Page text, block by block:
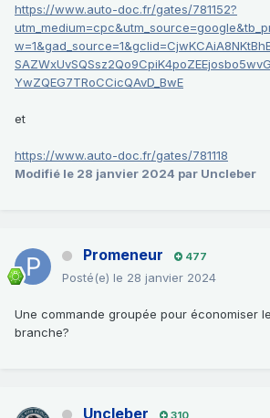
https://www.auto-doc.fr/gates/781152?
YwZQEG7TRoCCicQAvD_BwE
et
https://www.auto-doc.fr/gates/781118
Modifié le 28 janvier 2024 par Uncleber
Promeneur 477
Posté(e) le 28 janvier 2024
Une commande groupée pour économiser
branche?
Uncleber 310